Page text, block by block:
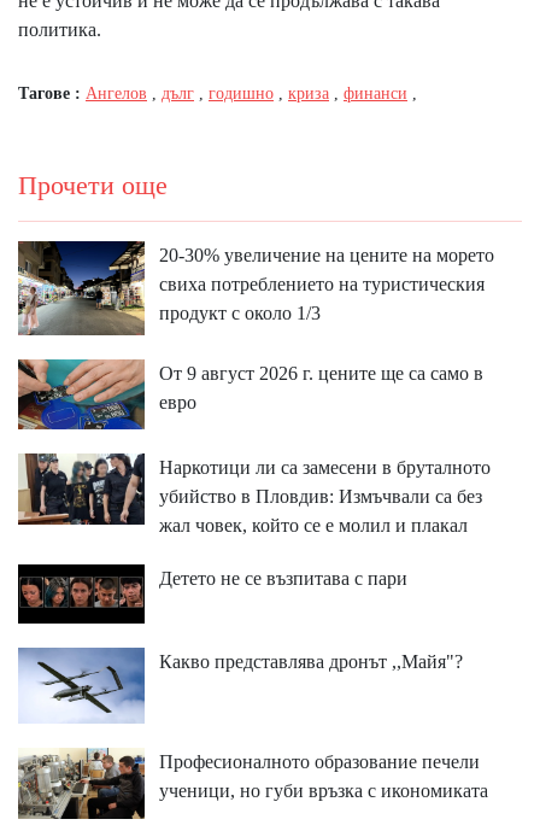
политика.
Тагове : Ангелов дълг годишно криза финанси
Прочети още
20-30% увеличение на цените на морето
свиха потреблението на туристическия
продукт с около 1/3
От 9 август 2026 г. цените ще са само в
евро
Наркотици ли са замесени в бруталното
убийство в Пловдив: Измъчвали са без
жал човек, който се е молил и плакал
Детето не се възпитава с пари
Какво представлява дронът ,,Майя"?
Професионалното образование печели
ученици, но губи връзка с икономиката